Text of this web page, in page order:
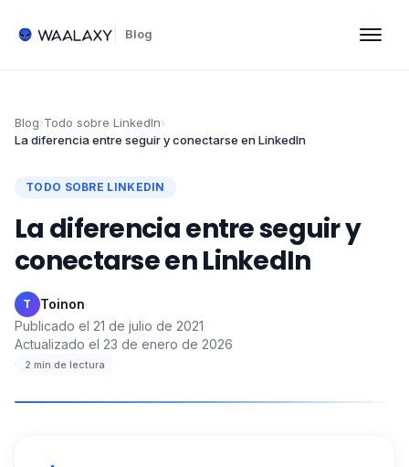
Blog
Blog›Todo sobre LinkedIn›
La diferencia entre seguir y conectarse en LinkedIn
TODO SOBRE LINKEDIN
La diferencia entre seguir y
conectarse en LinkedIn
T Toinon·
Publicado el 21 de julio de 2021·
Actualizado el 23 de enero de 2026
·
2 min de lectura